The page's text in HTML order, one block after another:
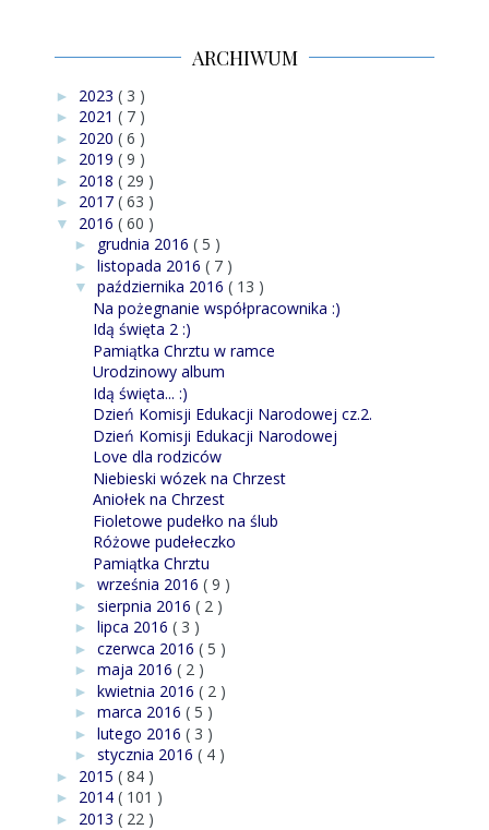
ARCHIWUM
► 2023 ( 3 )
► 2021 ( 7 )
► 2020 ( 6 )
► 2019 ( 9 )
► 2018 ( 29 )
► 2017 ( 63 )
▼ 2016 ( 60 )
► grudnia 2016 ( 5 )
► listopada 2016 ( 7 )
▼ października 2016 ( 13 )
Na pożegnanie współpracownika :)
Idą święta 2 :)
Pamiątka Chrztu w ramce
Urodzinowy album
Idą święta... :)
Dzień Komisji Edukacji Narodowej cz.2.
Dzień Komisji Edukacji Narodowej
Love dla rodziców
Niebieski wózek na Chrzest
Aniołek na Chrzest
Fioletowe pudełko na ślub
Różowe pudełeczko
Pamiątka Chrztu
► września 2016 ( 9 )
► sierpnia 2016 ( 2 )
► lipca 2016 ( 3 )
► czerwca 2016 ( 5 )
► maja 2016 ( 2 )
► kwietnia 2016 ( 2 )
► marca 2016 ( 5 )
► lutego 2016 ( 3 )
► stycznia 2016 ( 4 )
► 2015 ( 84 )
► 2014 ( 101 )
► 2013 ( 22 )